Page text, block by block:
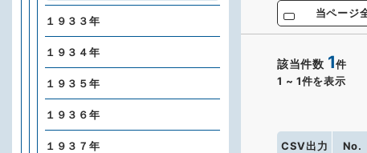
当ページ
該当件数 1件
1 ~ 1件を表示
CSV出力 No.
１９３３年
１９３４年
１９３５年
１９３６年
１９３７年